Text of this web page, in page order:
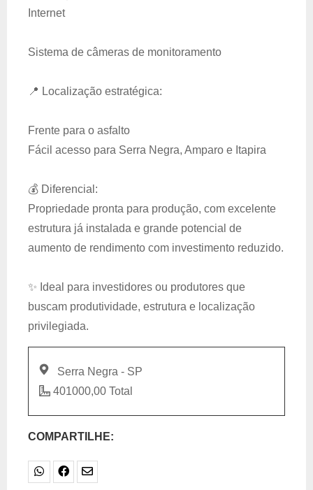
Internet
Sistema de câmeras de monitoramento
📍 Localização estratégica:
Frente para o asfalto
Fácil acesso para Serra Negra, Amparo e Itapira
💰 Diferencial:
Propriedade pronta para produção, com excelente
estrutura já instalada e grande potencial de
aumento de rendimento com investimento reduzido.
✨ Ideal para investidores ou produtores que
buscam produtividade, estrutura e localização
privilegiada.
Serra Negra - SP
401000,00 Total
COMPARTILHE: